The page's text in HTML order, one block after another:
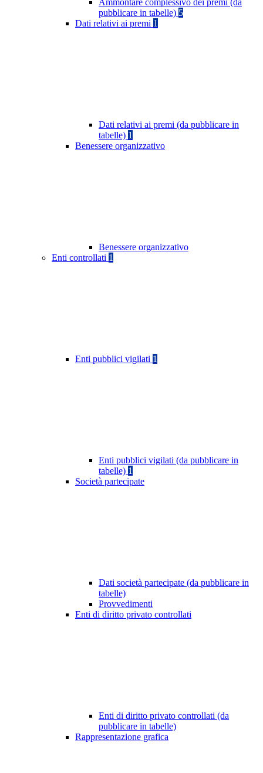
Ammontare complessivo dei premi (da
pubblicare in tabelle) 5
Dati relativi ai premi 1
Dati relativi ai premi (da pubblicare in
tabelle) 1
Benessere organizzativo
Benessere organizzativo
Enti controllati 1
Enti pubblici vigilati 1
Enti pubblici vigilati (da pubblicare in
tabelle) 1
Società partecipate
Dati società partecipate (da pubblicare in
tabelle)
Provvedimenti
Enti di diritto privato controllati
Enti di diritto privato controllati (da
pubblicare in tabelle)
Rappresentazione grafica